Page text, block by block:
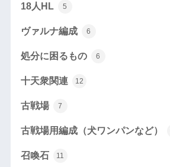
18人HL 5
ヴァルナ編成 6
処分に困るもの 6
十天衆関連 12
古戦場 7
古戦場用編成（犬ワンパンなど）
召喚石 11